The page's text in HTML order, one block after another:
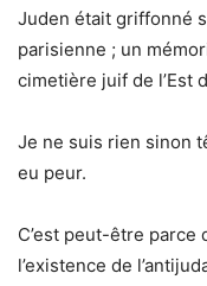
Juden était griffonné
parisienne ; un
cimetière juif de l’Est
Je ne suis rien sinon
eu peur.
C’est peut-être parce
l’existence de